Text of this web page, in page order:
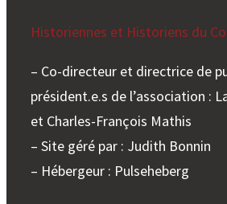
Historiennes et Historiens du
– Co-directeur et directrice de
président.e.s de l’association :
et Charles-François Mathis
– Site géré par : Judith Bonnin
– Hébergeur : Pulseheberg